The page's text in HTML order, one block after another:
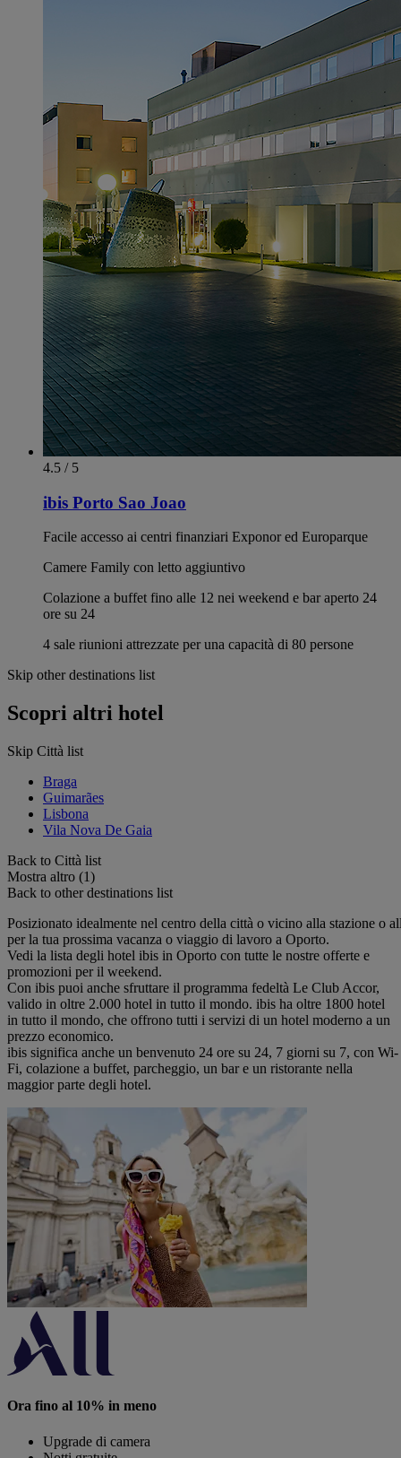
4.5 / 5
ibis Porto Sao Joao
Facile accesso ai centri finanziari Exponor ed Europarque
Camere Family con letto aggiuntivo
Colazione a buffet fino alle 12 nei weekend e bar aperto 24
ore su 24
4 sale riunioni attrezzate per una capacità di 80 persone
Skip other destinations list
Scopri altri hotel
Skip Città list
Braga
Guimarães
Lisbona
Vila Nova De Gaia
Back to Città list
Mostra altro (1)
Back to other destinations list
Posizionato idealmente nel centro della città o vicino alla stazione o
per la tua prossima vacanza o viaggio di lavoro a Oporto.
Vedi la lista degli hotel ibis in Oporto con tutte le nostre offerte e
promozioni per il weekend.
Con ibis puoi anche sfruttare il programma fedeltà Le Club Accor,
valido in oltre 2.000 hotel in tutto il mondo. ibis ha oltre 1800 hotel
in tutto il mondo, che offrono tutti i servizi di un hotel moderno a un
prezzo economico.
ibis significa anche un benvenuto 24 ore su 24, 7 giorni su 7, con Wi-
Fi, colazione a buffet, parcheggio, un bar e un ristorante nella
maggior parte degli hotel.
Ora fino al 10% in meno
Upgrade di camera